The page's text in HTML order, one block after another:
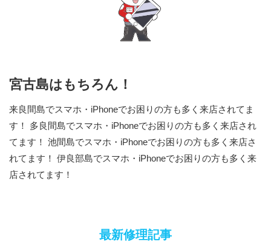
宮古島はもちろん！
来良間島でスマホ・iPhoneでお困りの方も多く来店されてま
す！ 多良間島でスマホ・iPhoneでお困りの方も多く来店され
てます！ 池間島でスマホ・iPhoneでお困りの方も多く来店さ
れてます！ 伊良部島でスマホ・iPhoneでお困りの方も多く来
店されてます！
最新修理記事